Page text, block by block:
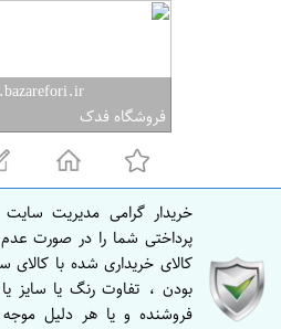
فروشگاه فدک
خریدار گرامی مدیریت سایت
پرداختی شما را در صورت
کالای خریداری شده با
بودن ، تفاوت رنگ یا سایز
فروشنده و یا هر دلیل